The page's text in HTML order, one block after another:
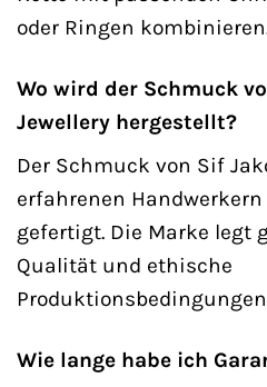
oder Ringen
Wo wird der Schmuck
Jewellery hergestellt?
Der Schmuck von Sif
erfahrenen
gefertigt. Die Marke legt
Qualität und ethische
Wie lange habe ich